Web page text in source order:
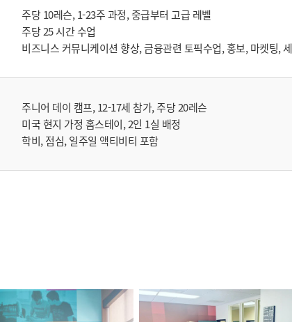
주당 10레슨, 1-23주 과정, 중급부터 고급 레벨
주당 25 시간 수업
비즈니스 커뮤니케이션 향상, 금융관련 토픽수업, 홍보, 마켓팅,
주니어 데이 캠프, 12-17세 참가, 주당 20레슨
미국 현지 가정 홈스테이, 2인 1실 배정
학비, 점심, 일주일 액티비티 포함